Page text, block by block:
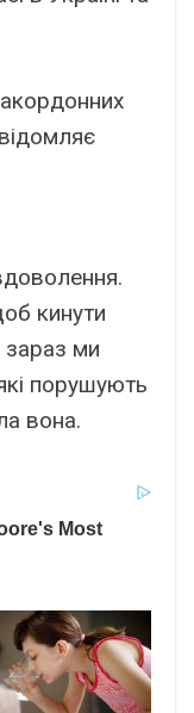
кинути
зараз ми
порушують
вона.